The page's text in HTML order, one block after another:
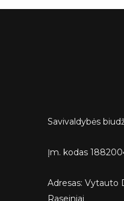
Savivaldybės
Įm. kodas
Adresas: Vytauto
Raseiniai